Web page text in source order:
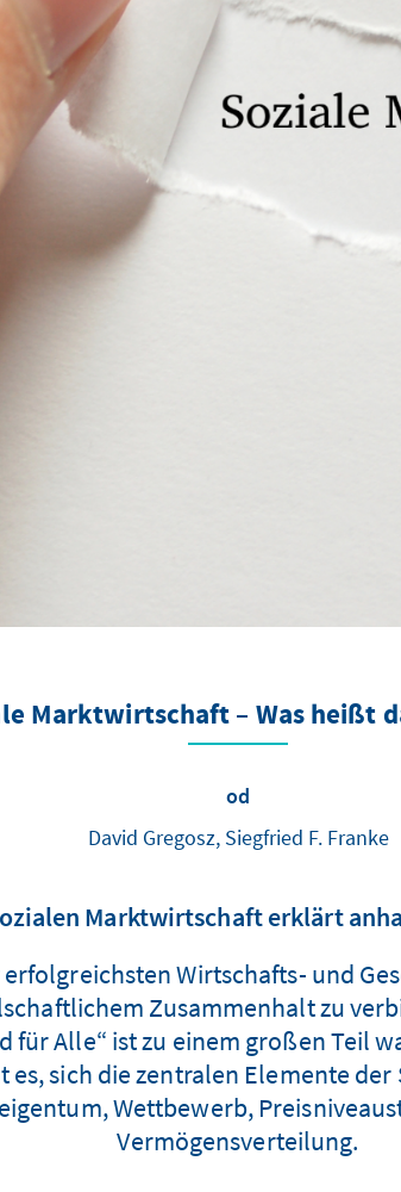
Marktwirtschaft – Was heißt
od
David Gregosz, Siegfried F. Franke
Marktwirtschaft erklärt
Wirtschafts- und
Zusammenhalt zu
für Alle“ ist zu einem großen Teil
sich die zentralen Elemente
Wettbewerb,
Vermögensverteilung.